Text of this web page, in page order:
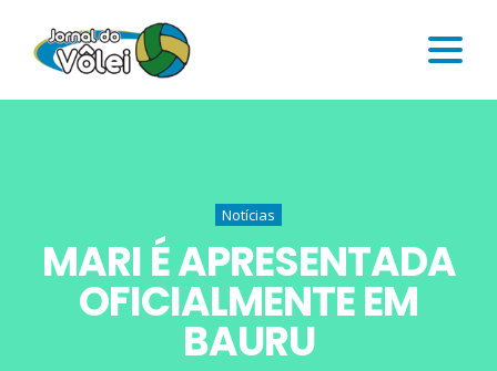
Notícias
MARI É APRESENTADA
OFICIALMENTE EM
BAURU